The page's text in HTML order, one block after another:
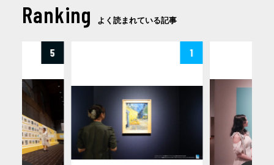
Ranking よく読まれている記事
5 1